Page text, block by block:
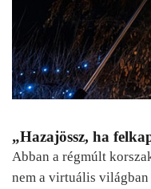
„Hazajössz, ha
Abban a régmúlt
nem a virtuális